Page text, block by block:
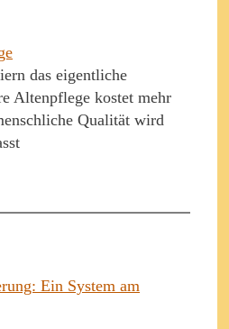
das eigentliche
Altenpflege kostet mehr
Qualität wird
Ein System am